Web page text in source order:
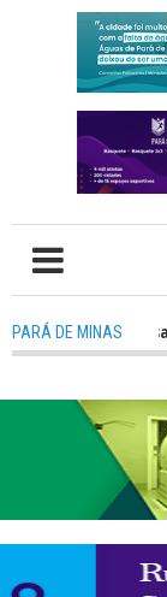
PARÁ DE MINAS
Política precisa